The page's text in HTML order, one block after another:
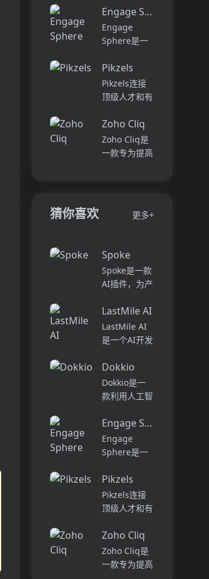
间，创造上
下...
产。它提供了
一站式的多模
态AI模型访
问，包括语言
模型（...
文件协作的工
具。它能帮助
用户管理多个
档和文件、整
理研究材料、
组织内容库，
并将所有文件
和内容集中在
Engage Sphere AI
Engage
Sphere是一
工参与度分析
平台。它可以
深入分析公司
队和岗位的参
与度,帮助管
理者明确团队
互动症结所
Pikzels
Pikzels连接
顶级人才和有
我们促进协
作，释放创意
卓越。加入我
量，释放你的
Zoho Cliq
Zoho Cliq是
一款专为提高
团队成员、对
方,实现无缝
连接。主要功
能包括:组
猜你喜欢 更多+
Spoke
Spoke是一款
AI插件，为产
大的、注重隐
私的AI功能，
能够在几秒钟
上下文信息。
它可以帮助全
球快速增长的
团队节省时
间，创造上
下...
LastMile AI
LastMile AI
是一个AI开发
程师而设计，
可以用于原型
开发和生成式
产。它提供了
一站式的多模
态AI模型访
问，包括语言
模型（...
Dokkio
Dokkio是一
款利用人工智
文件协作的工
具。它能帮助
用户管理多个
档和文件、整
理研究材料、
组织内容库，
并将所有文件
和内容集中在
Engage Sphere AI
Engage
Sphere是一
工参与度分析
平台。它可以
深入分析公司
队和岗位的参
与度,帮助管
理者明确团队
互动症结所
Pikzels
Pikzels连接
顶级人才和有
我们促进协
作，释放创意
卓越。加入我
Zoho Cliq
Zoho Cliq是
一款专为提高